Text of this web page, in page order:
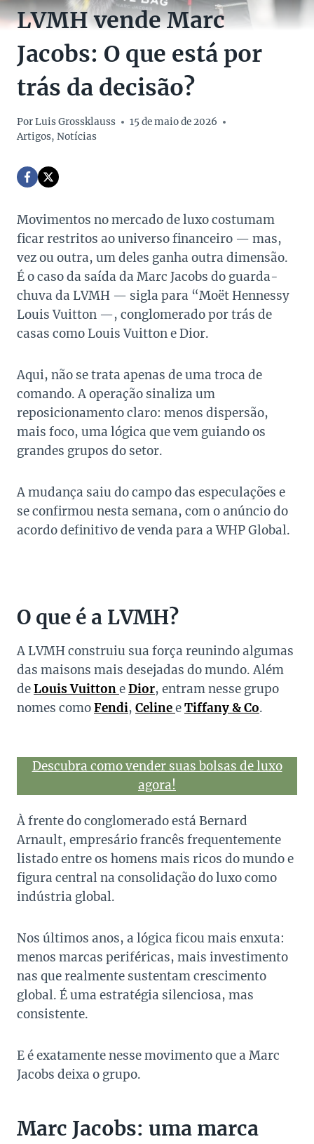
LVMH vende Marc
Jacobs: O que está por
trás da decisão?
PorLuis Grossklauss
15 de maio de 2026
Artigos, Notícias
Movimentos no mercado de luxo costumam
ficar restritos ao universo financeiro — mas,
vez ou outra, um deles ganha outra dimensão.
É o caso da saída da Marc Jacobs do guarda-
chuva da LVMH — sigla para “Moët Hennessy
Louis Vuitton —, conglomerado por trás de
casas como Louis Vuitton e Dior.
Aqui, não se trata apenas de uma troca de
comando. A operação sinaliza um
reposicionamento claro: menos dispersão,
mais foco, uma lógica que vem guiando os
grandes grupos do setor.
A mudança saiu do campo das especulações e
se confirmou nesta semana, com o anúncio do
acordo definitivo de venda para a WHP Global.
O que é a LVMH?
A LVMH construiu sua força reunindo algumas
das maisons mais desejadas do mundo. Além
deLouis VuittoneDior, entram nesse grupo
nomes comoFendi, CelineeTiffany & Co.
Descubra como vender suas bolsas de luxo
agora!
À frente do conglomerado está Bernard
Arnault, empresário francês frequentemente
listado entre os homens mais ricos do mundo e
figura central na consolidação do luxo como
indústria global.
Nos últimos anos, a lógica ficou mais enxuta:
menos marcas periféricas, mais investimento
nas que realmente sustentam crescimento
global. É uma estratégia silenciosa, mas
consistente.
E é exatamente nesse movimento que a Marc
Jacobs deixa o grupo.
Marc Jacobs: uma marca